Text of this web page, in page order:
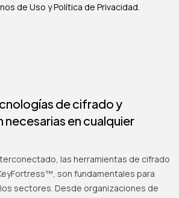
*
(necesario)
de Uso y Política de Privacidad.
de cifrado y
en cualquier
las herramientas de cifrado
son fundamentales para
sectores. Desde organizaciones de